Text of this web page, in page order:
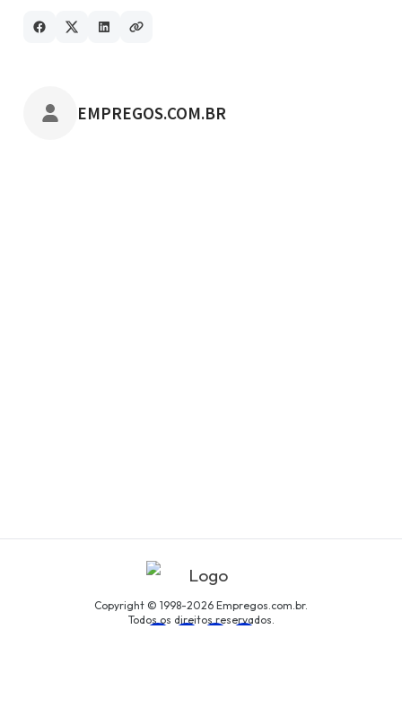
POSTADO POR
EMPREGOS.COM.BR
Copyright © 1998-2026 Empregos.com.br.
Todos os direitos reservados.